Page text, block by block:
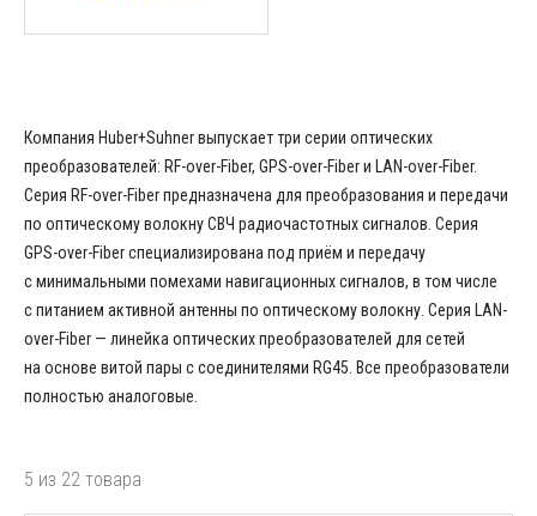
Компания Huber+Suhner выпускает три серии оптических
преобразователей: RF-over-Fiber, GPS-over-Fiber и LAN-over-Fiber.
Серия RF-over-Fiber предназначена для преобразования и передачи
по оптическому волокну СВЧ радиочастотных сигналов. Серия
GPS-over-Fiber специализирована под приём и передачу
с минимальными помехами навигационных сигналов, в том числе
с питанием активной антенны по оптическому волокну. Серия LAN-
over-Fiber — линейка оптических преобразователей для сетей
на основе витой пары с соединителями RG45. Все преобразователи
полностью аналоговые.
5 из 22 товара